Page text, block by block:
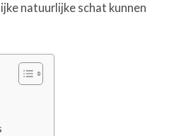
natuurlijke schat kunnen